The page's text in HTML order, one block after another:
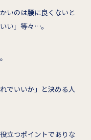
いのは腰に良くないと
い」等々…。
でいいか」と決める人
立つポイントでありな